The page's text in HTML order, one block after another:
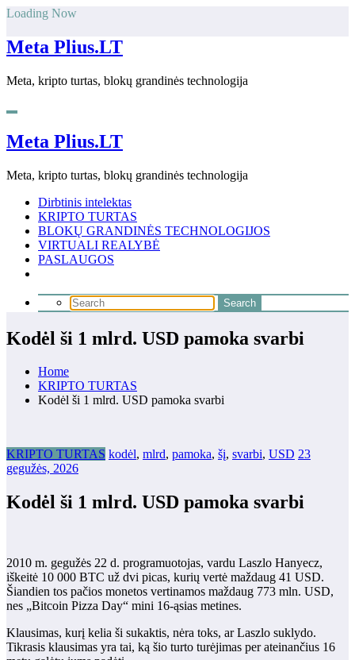
Skip
content
Loading Now
Meta Plius.LT
Meta, kripto turtas, blokų grandinės technologija
Meta Plius.LT
Meta, kripto turtas, blokų grandinės technologija
Dirbtinis intelektas
KRIPTO TURTAS
BLOKŲ GRANDINĖS TECHNOLOGIJOS
VIRTUALI REALYBĖ
PASLAUGOS
Kodėl ši 1 mlrd. USD pamoka svarbi
Home
KRIPTO TURTAS
Kodėl ši 1 mlrd. USD pamoka svarbi
KRIPTO TURTAS kodėl, mlrd, pamoka, šį, svarbi, USD 23
gegužės, 2026
Kodėl ši 1 mlrd. USD pamoka svarbi
2010 m. gegužės 22 d. programuotojas, vardu Laszlo Hanyecz,
iškeitė 10 000 BTC už dvi picas, kurių vertė maždaug 41 USD.
Šiandien tos pačios monetos vertinamos maždaug 773 mln. USD,
nes „Bitcoin Pizza Day“ mini 16-ąsias metines.
Klausimas, kurį kelia ši sukaktis, nėra toks, ar Laszlo suklydo.
Tikrasis klausimas yra tai, ką šio turto turėjimas per ateinančius 16